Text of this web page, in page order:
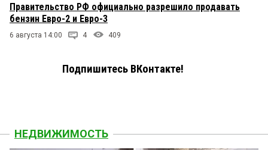
Правительство РФ официально разрешило продавать
бензин Евро-2 и Евро-3
6 августа 14:00 4 409
Подпишитесь ВКонтакте!
НЕДВИЖИМОСТЬ